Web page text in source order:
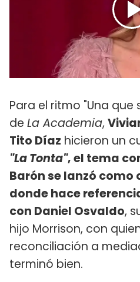
Para el ritmo "Una
de La Academia,
Tito Díaz hicieron un
"La Tonta", el tema
Barón se lanzó
donde hace
con Daniel Osvaldo,
hijo Morrison, con
reconciliación a
terminó bien.